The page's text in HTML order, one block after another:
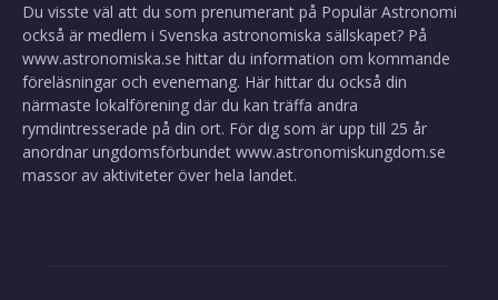
Du visste väl att du som prenumerant på Populär Astronomi
också är medlem i Svenska astronomiska sällskapet? På
www.astronomiska.se hittar du information om kommande
föreläsningar och evenemang. Här hittar du också din
närmaste lokalförening där du kan träffa andra
rymdintresserade på din ort. För dig som är upp till 25 år
anordnar ungdomsförbundet www.astronomiskungdom.se
massor av aktiviteter över hela landet.